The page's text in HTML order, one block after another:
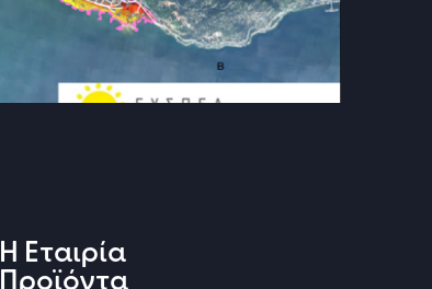
Η Εταιρία
Προϊόντα